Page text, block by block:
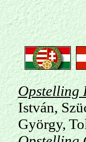
Opstelling
István,
György,